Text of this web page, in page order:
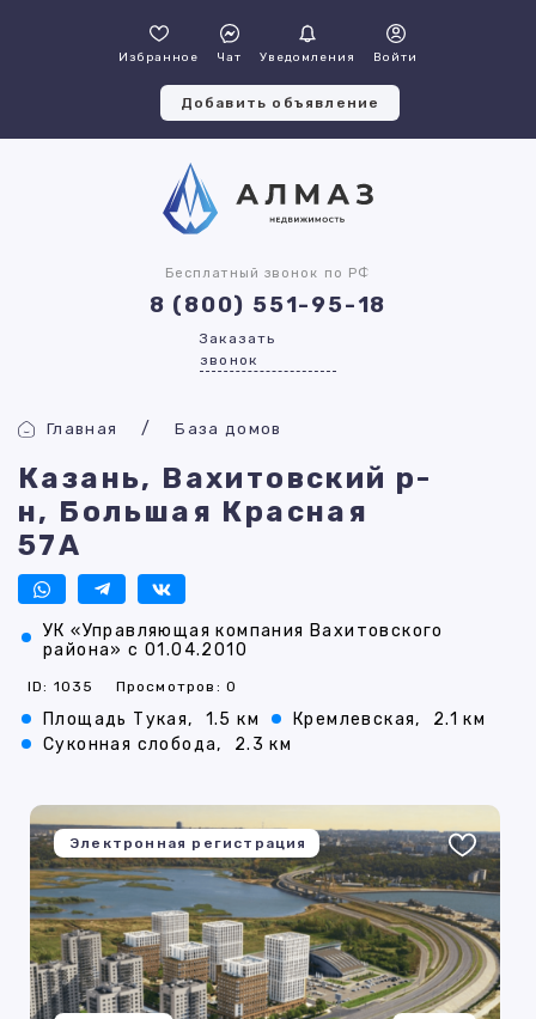
Избранное Чат Уведомления Войти
Добавить объявление
Бесплатный звонок по РФ
8 (800) 551-95-18
Заказать
звонок
Главная База домов
Казань, Вахитовский р-
н, Большая Красная
57А
УК «Управляющая компания Вахитовского
района» с 01.04.2010
ID: 1035 Просмотров: 0
Площадь Тукая, 1.5 км Кремлевская,
2.1 км
Суконная слобода,
2.3 км
Электронная регистрация